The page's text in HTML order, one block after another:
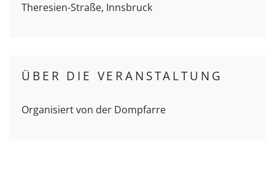
Theresien-Straße, Innsbruck
ÜBER DIE VERANSTALTUNG
Organisiert von der Dompfarre